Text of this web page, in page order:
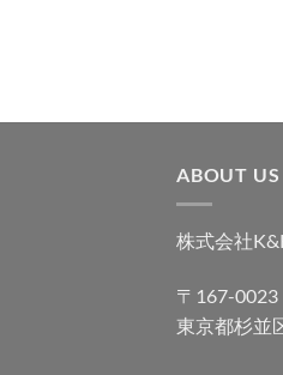
ABOUT US
株式会社
〒167-0023
東京都杉並